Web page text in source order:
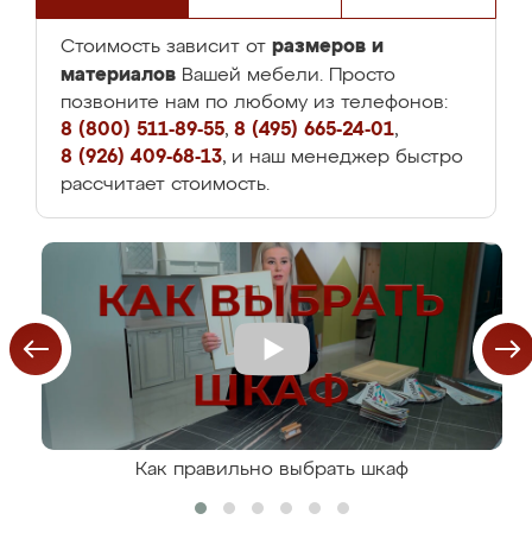
Стоимость зависит от размеров и
материалов Вашей мебели. Просто
позвоните нам по любому из телефонов:
8 (800) 511-89-55, 8 (495) 665-24-01,
8 (926) 409-68-13, и наш менеджер быстро
рассчитает стоимость.
Как правильно выбрать шкаф